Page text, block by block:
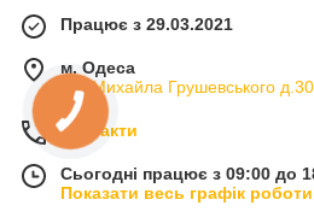
Працює з 29.03.2021
м. Одеса
вул.Михайла Грушевського
Контакти
Сьогодні працює з 09:00 до
Показати весь графік роботи